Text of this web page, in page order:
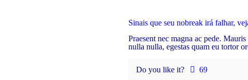
Sinais que seu nobreak irá falhar,
Praesent nec magna ac pede.
nulla nulla, egestas quam eu tortor
Do you like it? 69